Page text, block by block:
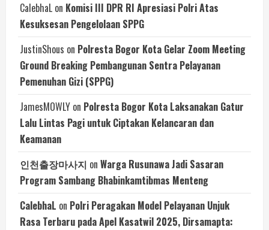
CalebhaL on Komisi III DPR RI Apresiasi Polri Atas
Kesuksesan Pengelolaan SPPG
JustinShous on Polresta Bogor Kota Gelar Zoom Meeting
Ground Breaking Pembangunan Sentra Pelayanan
Pemenuhan Gizi (SPPG)
JamesMOWLY on Polresta Bogor Kota Laksanakan Gatur
Lalu Lintas Pagi untuk Ciptakan Kelancaran dan
Keamanan
인천출장마사지 on Warga Rusunawa Jadi Sasaran
Program Sambang Bhabinkamtibmas Menteng
CalebhaL on Polri Peragakan Model Pelayanan Unjuk
Rasa Terbaru pada Apel Kasatwil 2025, Dirsamapta: